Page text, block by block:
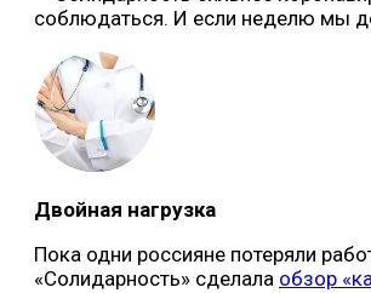
соблюдаться. И если неделю мы
Двойная нагрузка
Пока одни россияне потеряли
«Солидарность» сделала обзор